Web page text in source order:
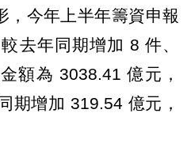
，今年上半年籌資申報
去年同期增加 8 件、
額為 3038.41 億元，
期增加 319.54 億元，